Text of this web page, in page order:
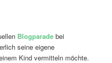
Blogparade bei
seine eigene
Kind vermitteln möchte.